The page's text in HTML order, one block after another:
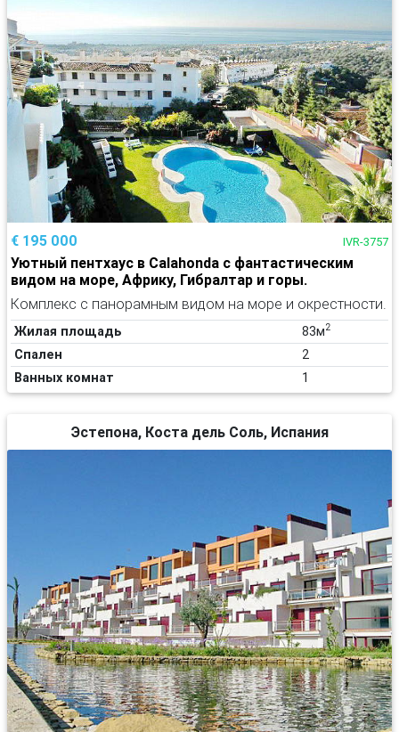
€ 195 000 IVR-3757
Уютный пентхаус в Calahonda с фантастическим
видом на море, Африку, Гибралтар и горы.
Комплекс с панорамным видом на море и окрестности.
Жилая площадь 83м2
Спален
2
Ванных комнат
1
Эстепона, Коста дель Соль, Испания